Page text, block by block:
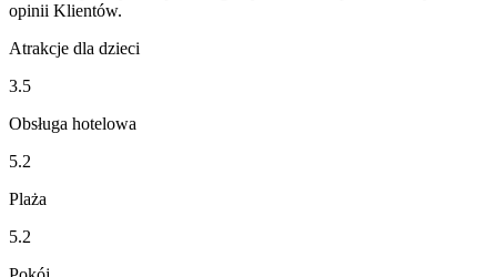
opinii Klientów.
Atrakcje dla dzieci
3.5
Obsługa hotelowa
5.2
Plaża
5.2